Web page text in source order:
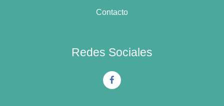
Contacto
Redes Sociales